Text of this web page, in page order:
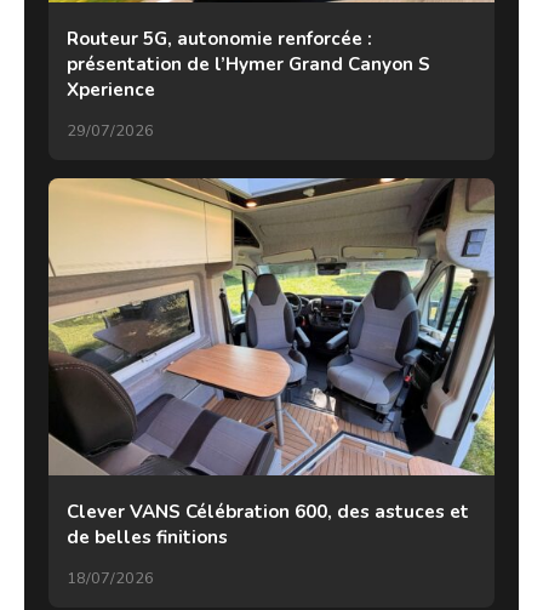
Routeur 5G, autonomie renforcée :
présentation de l’Hymer Grand Canyon S
Xperience
29/07/2026
Clever VANS Célébration 600, des astuces et
de belles finitions
18/07/2026